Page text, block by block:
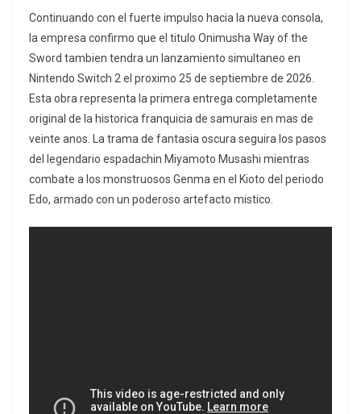
Continuando con el fuerte impulso hacia la nueva consola,
la empresa confirmo que el titulo Onimusha Way of the
Sword tambien tendra un lanzamiento simultaneo en
Nintendo Switch 2 el proximo 25 de septiembre de 2026.
Esta obra representa la primera entrega completamente
original de la historica franquicia de samurais en mas de
veinte anos. La trama de fantasia oscura seguira los pasos
del legendario espadachin Miyamoto Musashi mientras
combate a los monstruosos Genma en el Kioto del periodo
Edo, armado con un poderoso artefacto mistico.